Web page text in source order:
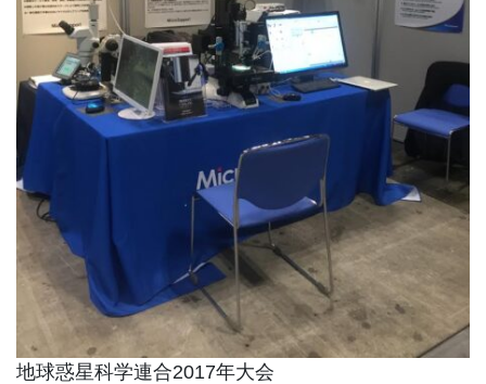
地球惑星科学連合2017年大会